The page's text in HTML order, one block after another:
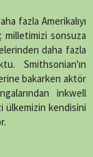
fazla Amerikalıyı
milletimizi sonsuza
daha fazla
Smithsonian'ın
bakarken aktör
inkwell
ülkemizin kendisini